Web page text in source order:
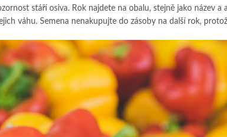
stáří osiva. Rok najdete na obalu, stejně jako název a
váhu. Semena nenakupujte do zásoby na další rok,